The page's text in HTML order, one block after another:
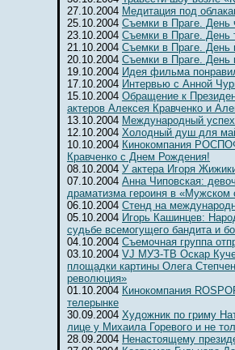
27.10.2004 Медитация под
25.10.2004 Съемки в Праге. День
23.10.2004 Съемки в Праге. День
21.10.2004 Съемки в Праге. День
20.10.2004 Съемки в Праге. День
19.10.2004 Идея фильма
17.10.2004 Интервью с Анной
15.10.2004 Обращение к
актеров Алексея Кравченко и
13.10.2004 Международный
12.10.2004 Холодный душ для
10.10.2004 Кинокомпания
Кравченко с Днем Рождения!
08.10.2004 У актера Игоря
07.10.2004 Анна Чиповская:
драматизма героиня в «Мужском
06.10.2004 Cтенд на
05.10.2004 Игорь Кашинцев:
судьбе всемогущего бандита и
04.10.2004 Съемочная группа
03.10.2004 VJ МУЗ-ТВ Оскар
площадки картины Олега
революция»
01.10.2004 Кинокомпания
телерынке
30.09.2004 Художник по гриму
лице у Михаила Горевого и не
28.09.2004 Ненастоящему